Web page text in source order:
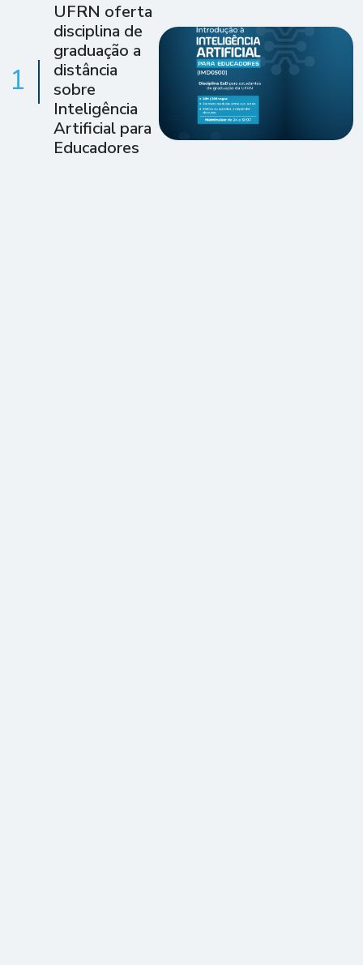
1
UFRN oferta
disciplina de
graduação a
distância
sobre
Inteligência
Artificial para
Educadores